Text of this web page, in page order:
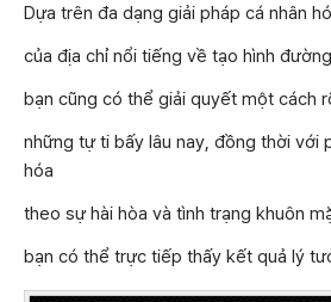
Dựa trên đa dạng giải pháp cá nhân
của địa chỉ nổi tiếng về tạo hình
bạn cũng có thể giải quyết một cách
những tự ti bấy lâu nay, đồng thời với
hóa
theo sự hài hòa và tình trạng khuôn
bạn có thể trực tiếp thấy kết quả lý